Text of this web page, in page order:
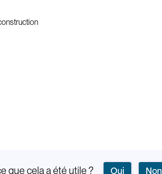
que cela a été utile ? Oui Non